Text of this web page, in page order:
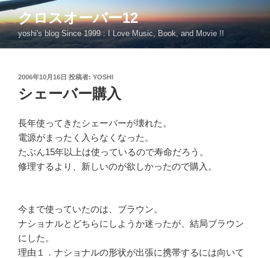
コ
ン
テ
ン
クロスオーバー12
yoshi's blog Since 1999 : I Love Music, Book, and Movie !!
投
稿
日:
2006年10月16日 投稿者: YOSHI
シェーバー購入
長年使ってきたシェーバーが壊れた。
電源がまったく入らなくなった。
たぶん15年以上は使っているので寿命だろう。
修理するより、新しいのが欲しかったので購入。
今まで使っていたのは、ブラウン。
ナショナルとどちらにしようか迷ったが、結局ブラウン
にした。
理由１．ナショナルの形状が出張に携帯するには向いて